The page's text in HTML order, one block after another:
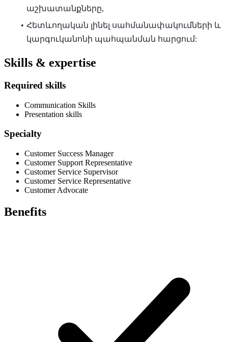
աշխատանքները,
Հետևողական լինել սահմանափակումների և
կարգուկանոնի պահպանման հարցում:
Skills & expertise
Required skills
Communication Skills
Presentation skills
Specialty
Customer Success Manager
Customer Support Representative
Customer Service Supervisor
Customer Service Representative
Customer Advocate
Benefits